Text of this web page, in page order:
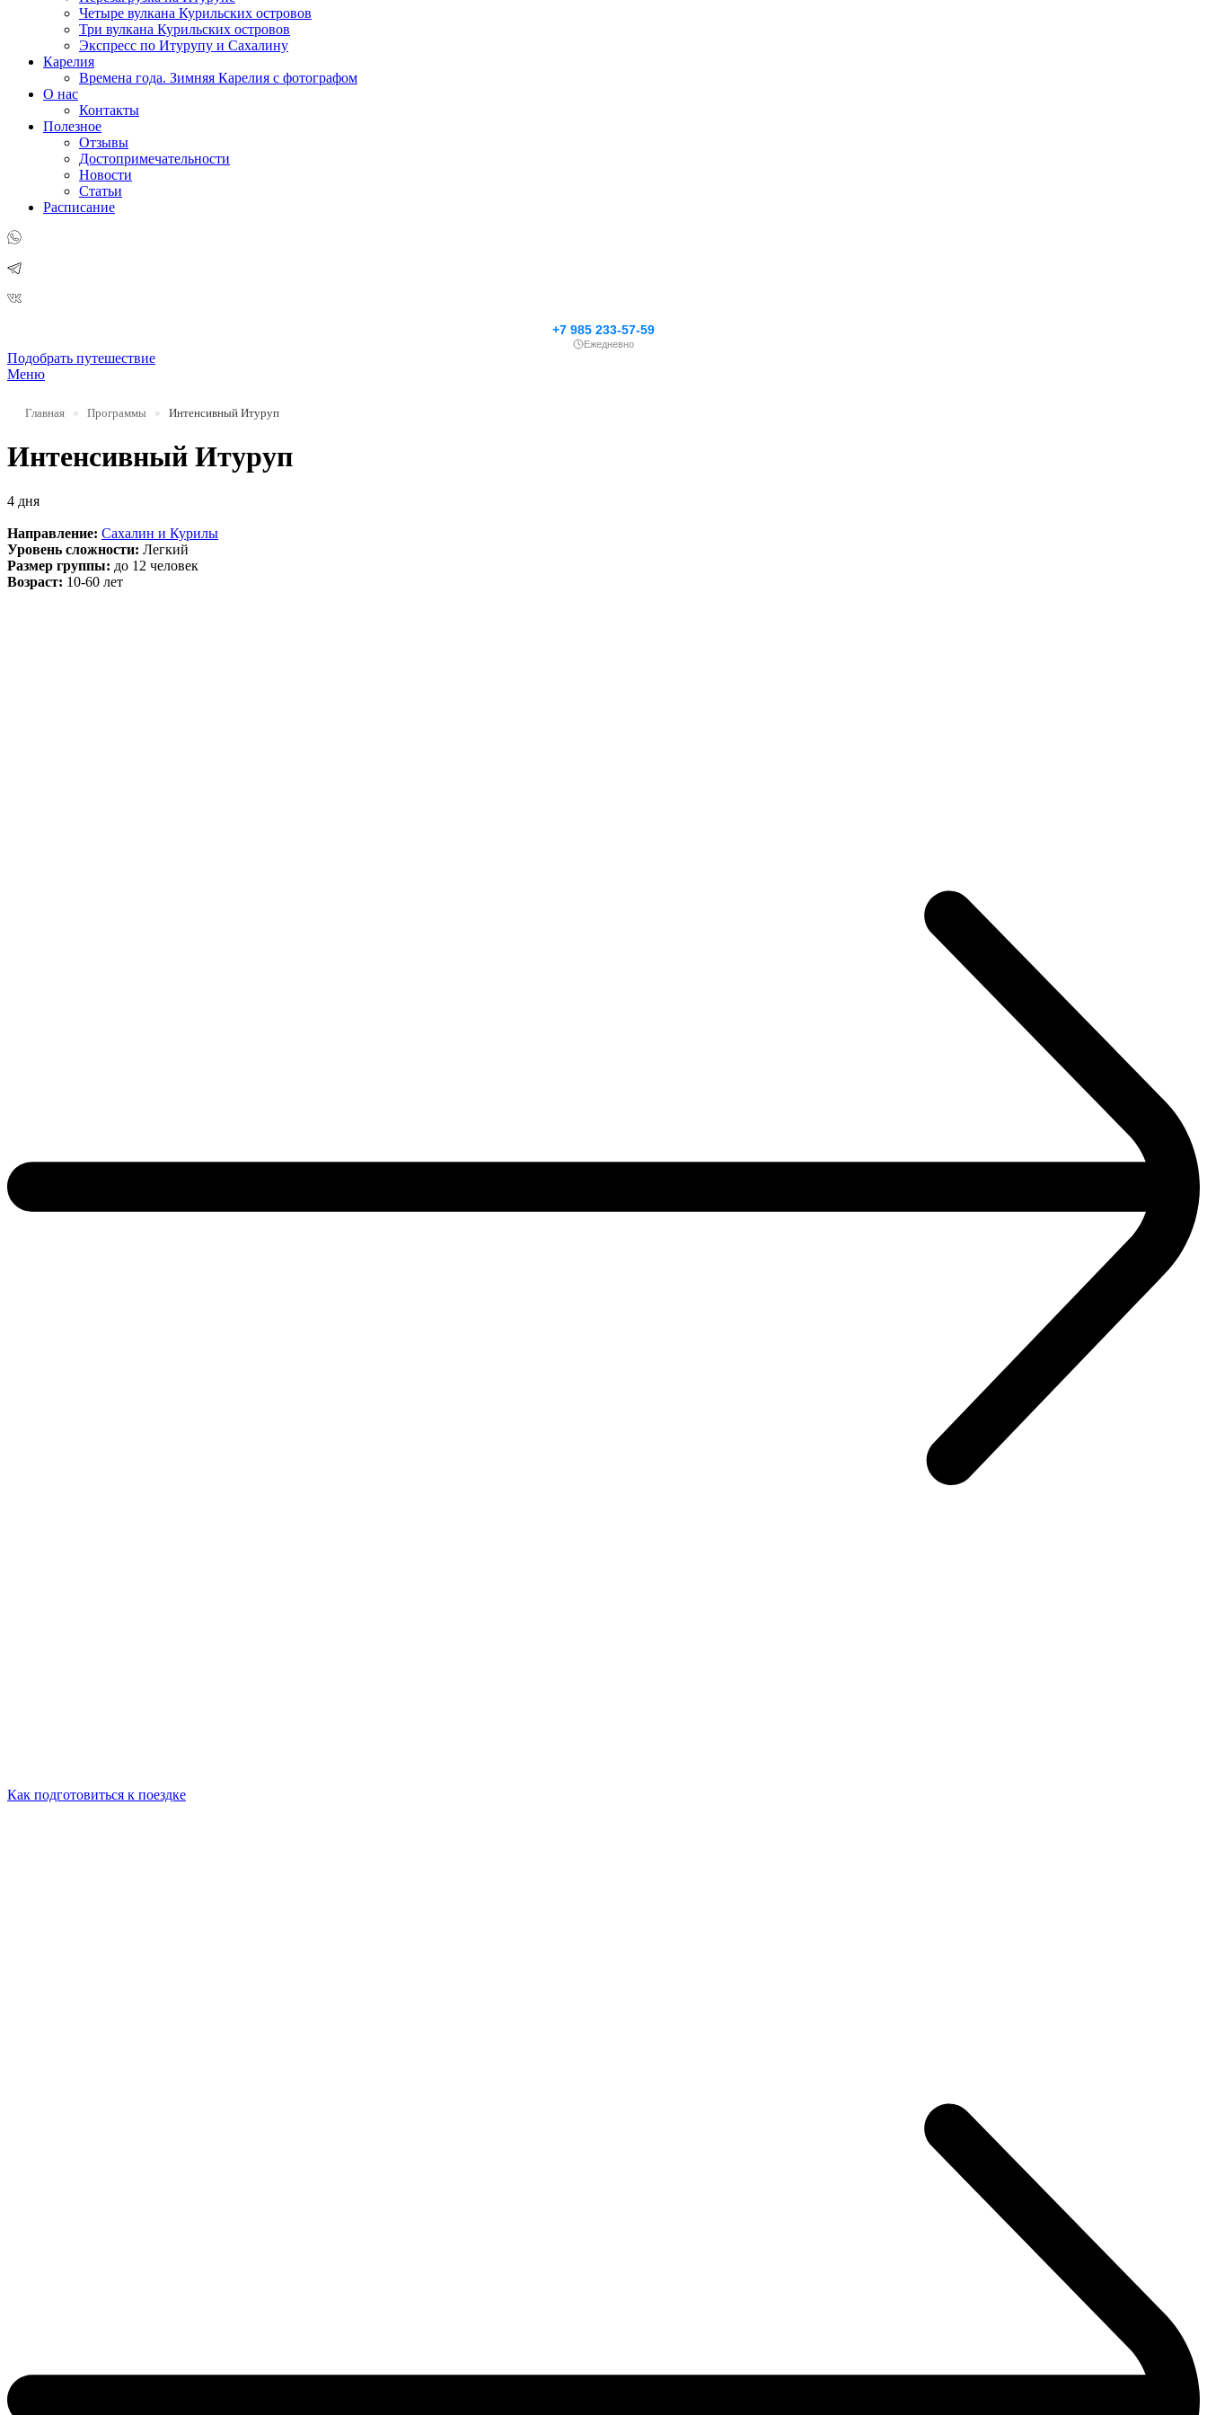
Четыре вулкана Курильских островов
Три вулкана Курильских островов
Экспресс по Итурупу и Сахалину
Карелия
Времена года. Зимняя Карелия с фотографом
О нас
Контакты
Полезное
Отзывы
Достопримечательности
Новости
Статьи
Расписание
+7 985 233-57-59
Ежедневно
Подобрать путешествие
Меню
Главная » Программы » Интенсивный Итуруп
Интенсивный Итуруп
4 дня
Направление: Сахалин и Курилы
Уровень сложности: Легкий
Размер группы: до 12 человек
Возраст: 10-60 лет
Как подготовиться к поездке